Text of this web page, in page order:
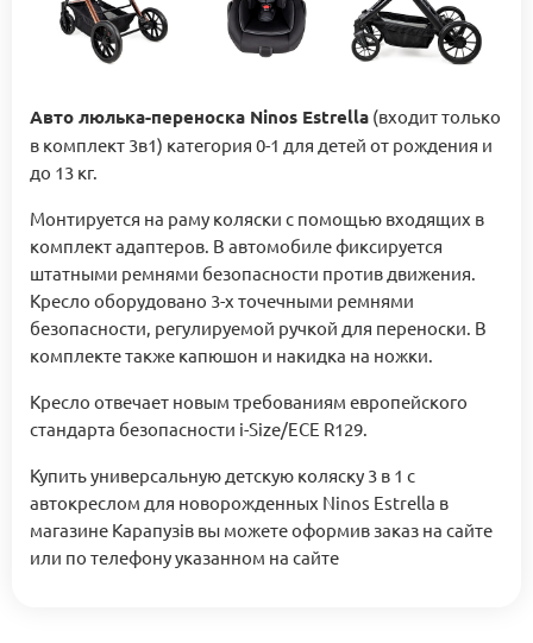
Авто люлька-переноска Ninos Estrella (входит только
в комплект 3в1) категория 0-1 для детей от рождения и
до 13 кг.
Монтируется на раму коляски с помощью входящих в
комплект адаптеров. В автомобиле фиксируется
штатными ремнями безопасности против движения.
Кресло оборудовано 3-х точечными ремнями
безопасности, регулируемой ручкой для переноски. В
комплекте также капюшон и накидка на ножки.
Кресло отвечает новым требованиям европейского
стандарта безопасности i-Size/ECE R129.
Купить универсальную детскую коляску 3 в 1 с
автокреслом для новорожденных Ninos Estrella в
магазине Карапузів вы можете оформив заказ на сайте
или по телефону указанном на сайте